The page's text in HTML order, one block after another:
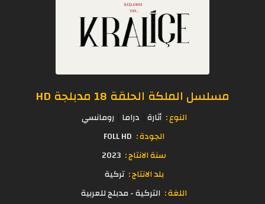
مسلسل الملكة الحلقة 18 مدبلجة HD
النوع : أثارة دراما رومانسي
الجودة : FOLL HD
سنة الانتاج : 2023
بلد الانتاج : تركية
اللغة : التركية - مدبلج للعربية